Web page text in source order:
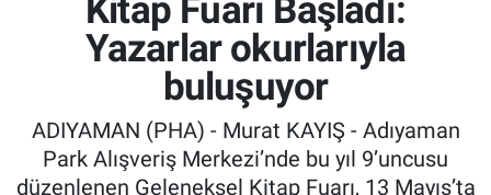
Kitap Fuarı Başladı:
Yazarlar okurlarıyla
buluşuyor
ADIYAMAN (PHA) - Murat KAYIŞ - Adıyaman
Park Alışveriş Merkezi’nde bu yıl 9’uncusu
düzenlenen Geleneksel Kitap Fuarı, 13 Mayıs’ta
Bölge Haberleri
Asayiş
Süper Lig Puan Durumu ve Fikstür
Tüm Manşetler
Son Dakika Haberleri